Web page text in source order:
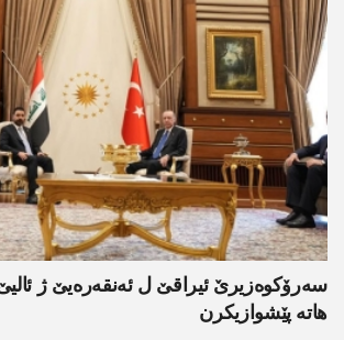
سەرۆکوەزیرێ ئیراقێ ل ئەنقەرەیێ ژ
ھاتە پێشوازیکرن